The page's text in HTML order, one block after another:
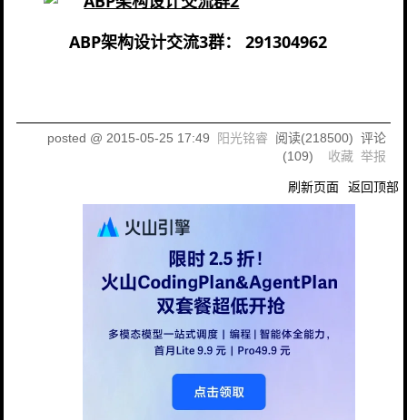
ABP架构设计交流3群： 291304962
posted @ 2015-05-25 17:49 阳光铭睿 阅读(218500) 评论
(109) 收藏 举报
刷新页面 返回顶部